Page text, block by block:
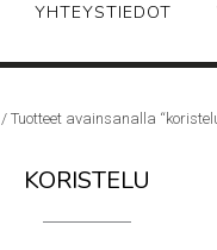
YHTEYSTIEDOT
/ Tuotteet avainsanalla
KORISTELU